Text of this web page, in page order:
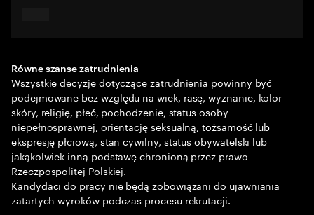
Równe szanse zatrudnienia
Wszystkie decyzje dotyczące zatrudnienia powinny być
podejmowane bez względu na wiek, rasę, wyznanie, kolor
skóry, religię, płeć, pochodzenie, status osoby
niepełnosprawnej, orientację seksualną, tożsamość lub
ekspresję płciową, stan cywilny, status obywatelski lub
jakąkolwiek inną podstawę chronioną przez prawo
Rzeczpospolitej Polskiej.
Kandydaci do pracy nie będą zobowiązani do ujawniania
zatartych wyroków podczas procesu rekrutacji.